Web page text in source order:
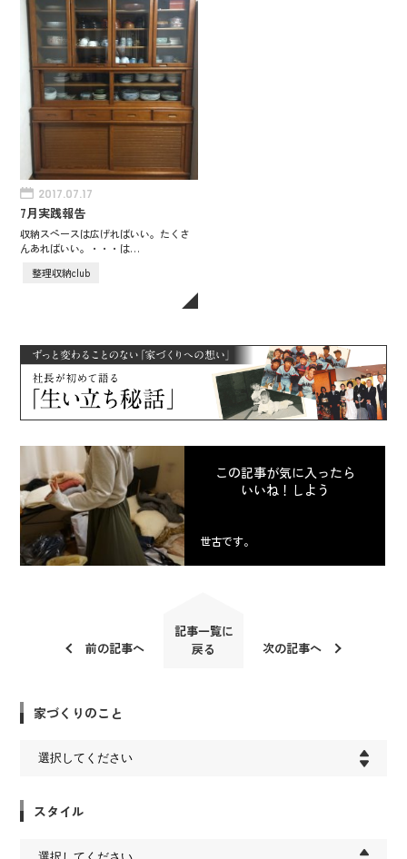
2017.07.17
7月実践報告
収納スペースは広げればいい。たくさ
んあればいい。・・・は…
整理収納club
この記事が気に入ったら
いいね！しよう
世古です。
前の記事へ
記事一覧に
戻る
次の記事へ
家づくりのこと
スタイル